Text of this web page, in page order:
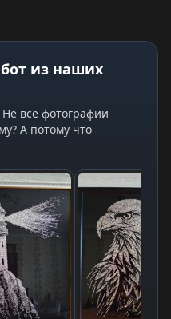
из наших
все фотографии
А потому что